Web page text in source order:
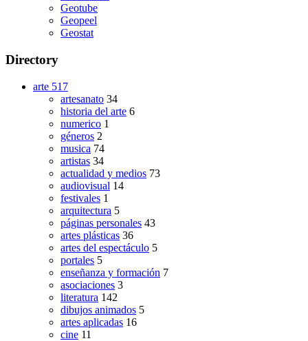
Geotube
Geopeel
Geostat
Directory
arte 517
artesanato 34
historia del arte 6
numerico 1
géneros 2
musica 74
artistas 34
actualidad y medios 73
audiovisual 14
festivales 1
arquitectura 5
páginas personales 43
artes plásticas 36
artes del espectáculo 5
portales 5
enseñanza y formación 7
asociaciones 3
literatura 142
dibujos animados 5
artes aplicadas 16
cine 11